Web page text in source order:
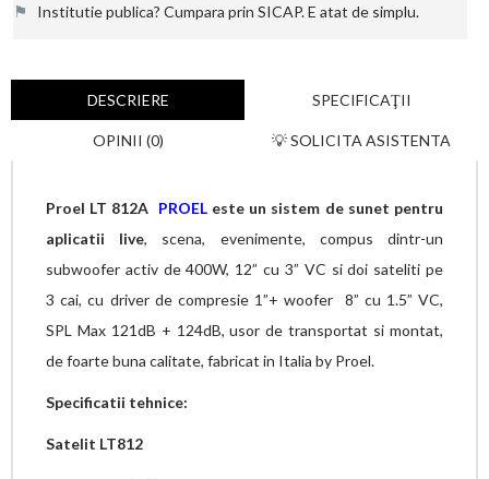
⚑ Institutie publica? Cumpara prin SICAP. E atat de simplu.
DESCRIERE SPECIFICAŢII
OPINII (0) 💡 SOLICITA ASISTENTA
Proel LT 812A PROELeste un sistem de sunet pentru
aplicatii live, scena, evenimente, compus dintr-un
subwoofer activ de 400W, 12” cu 3” VC si doi sateliti pe
3 cai, cu driver de compresie 1”+ woofer 8” cu 1.5” VC,
SPL Max 121dB + 124dB, usor de transportat si montat,
de foarte buna calitate, fabricat in Italia by Proel.
Specificatii tehnice:
Satelit LT812